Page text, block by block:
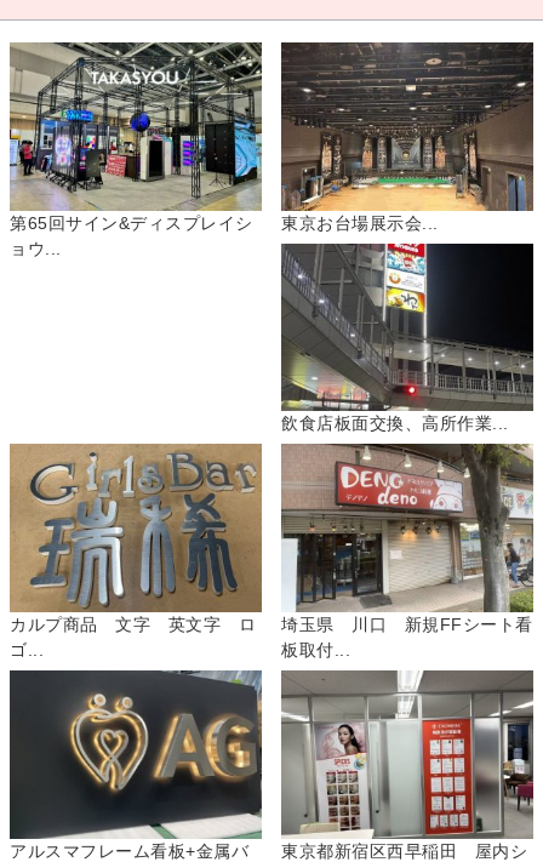
第65回サイン&ディスプレイシ
ョウ...
東京お台場展示会...
飲食店板面交換、高所作業...
カルプ商品 文字 英文字 ロ
ゴ...
埼玉県 川口 新規FFシート看
板取付...
アルスマフレーム看板+金属バ
東京都新宿区西早稲田 屋内シ